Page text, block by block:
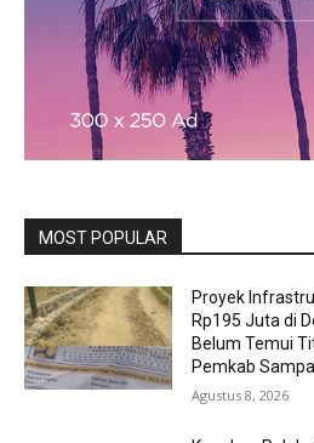
MOST POPULAR
Proyek
Rp195 Juta di
Belum Temui
Pemkab
Agustus 8, 2026